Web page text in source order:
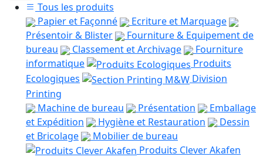
Tous les produits
Papier et Façonné
Ecriture et Marquage
Présentoir & Blister
Fourniture & Equipement de
bureau
Classement et Archivage
Fourniture
informatique
Produits
Ecologiques
Division
Printing
Machine de bureau
Présentation
Emballage
et Expédition
Hygiène et Restauration
Dessin
et Bricolage
Mobilier de bureau
Produits Clever Akafen